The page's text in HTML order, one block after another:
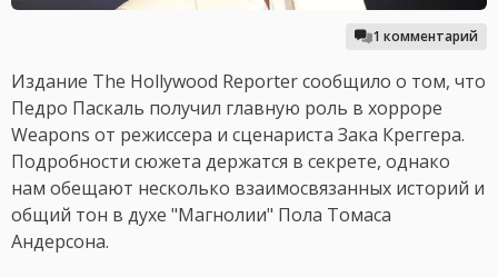
1 комментарий
Издание The Hollywood Reporter сообщило о том, что
Педро Паскаль получил главную роль в хорроре
Weapons от режиссера и сценариста Зака Креггера.
Подробности сюжета держатся в секрете, однако
нам обещают несколько взаимосвязанных историй и
общий тон в духе "Магнолии" Пола Томаса
Андерсона.